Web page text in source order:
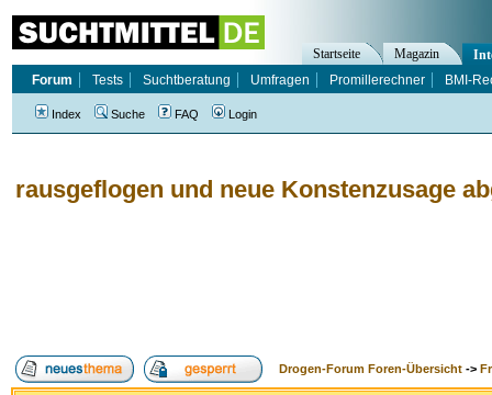
rausgeflogen und neue Konstenzusage
Drogen-Forum Foren-Übersicht ->
Startseite Magazin
Forum
Tests Suchtberatung Umfragen Promillerechner BMI-
Index Suche FAQ Login